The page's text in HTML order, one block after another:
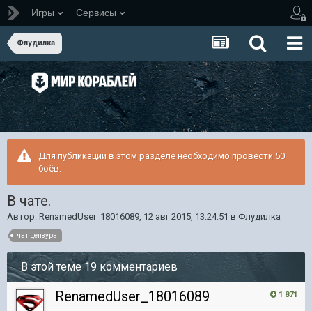
Игры Сервисы
Флудилка
Для публикации в этом разделе необходимо провести 50
боёв.
В чате.
Автор: RenamedUser_18016089, 12 авг 2015, 13:24:51 в Флудилка
чат цензура
В этой теме 19 комментариев
1 871
RenamedUser_18016089